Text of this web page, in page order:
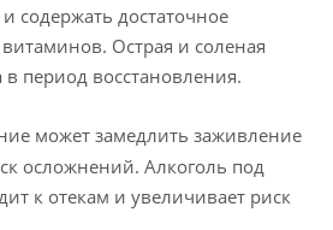
содержать достаточное
Острая и соленая
период восстановления.
может замедлить заживление
осложнений. Алкоголь под
к отекам и увеличивает риск